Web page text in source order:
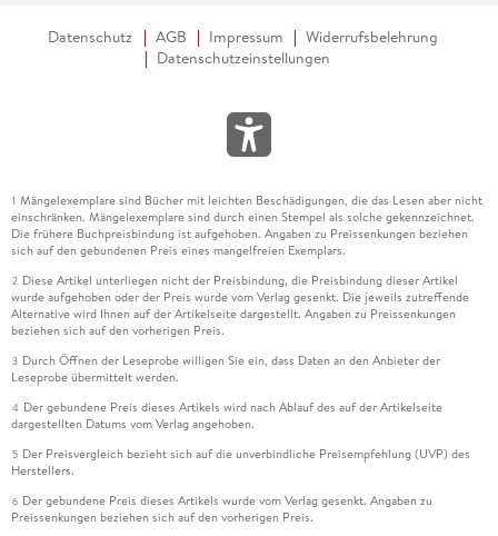
Datenschutz AGB Impressum
Widerrufsbelehrung
Datenschutzeinstellungen
1 Mängelexemplare sind Bücher mit leichten Beschädigungen, die das Lesen aber nicht
einschränken. Mängelexemplare sind durch einen Stempel als solche gekennzeichnet.
Die frühere Buchpreisbindung ist aufgehoben. Angaben zu Preissenkungen beziehen
sich auf den gebundenen Preis eines mangelfreien Exemplars.
2 Diese Artikel unterliegen nicht der Preisbindung, die Preisbindung dieser Artikel
wurde aufgehoben oder der Preis wurde vom Verlag gesenkt. Die jeweils zutreffende
Alternative wird Ihnen auf der Artikelseite dargestellt. Angaben zu Preissenkungen
beziehen sich auf den vorherigen Preis.
3 Durch Öffnen der Leseprobe willigen Sie ein, dass Daten an den Anbieter der
Leseprobe übermittelt werden.
4 Der gebundene Preis dieses Artikels wird nach Ablauf des auf der Artikelseite
dargestellten Datums vom Verlag angehoben.
5 Der Preisvergleich bezieht sich auf die unverbindliche Preisempfehlung (UVP) des
Herstellers.
6 Der gebundene Preis dieses Artikels wurde vom Verlag gesenkt. Angaben zu
Preissenkungen beziehen sich auf den vorherigen Preis.